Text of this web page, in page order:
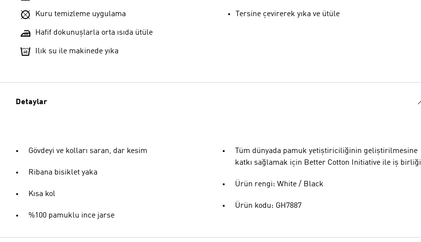
Kuru temizleme uygulama
Hafif dokunuşlarla orta ısıda ütüle
Ilık su ile makinede yıka
Tersine çevirerek yıka ve ütüle
Detaylar
Gövdeyi ve kolları saran, dar kesim
Ribana bisiklet yaka
Kısa kol
%100 pamuklu ince jarse
Tüm dünyada pamuk yetiştiriciliğinin geliştirilmesine
katkı sağlamak için Better Cotton Initiative ile iş birliği
Ürün rengi: White / Black
Ürün kodu: GH7887